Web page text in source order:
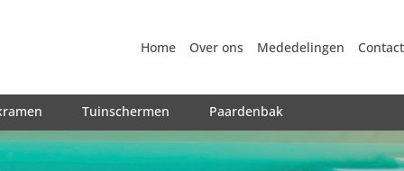
Home Over ons Mededelingen Contact
Tuinschermen Paardenbak